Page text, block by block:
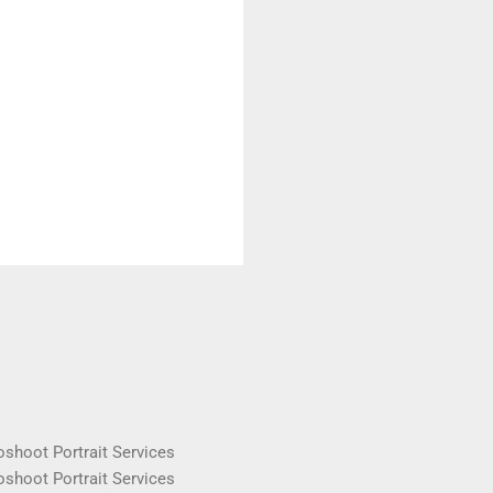
Portrait Services
Portrait Services